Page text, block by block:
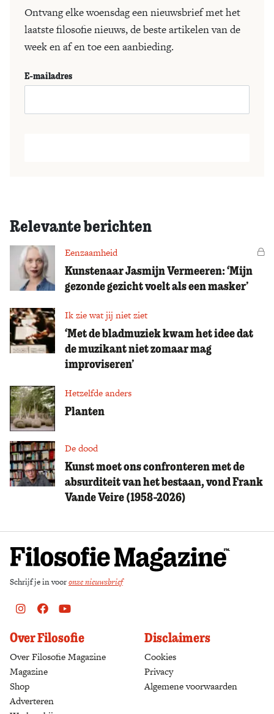
Ontvang elke woensdag een nieuwsbrief met het
laatste filosofie nieuws, de beste artikelen van de
week en af en toe een aanbieding.
E-mailadres
Relevante berichten
Eenzaamheid
Kunstenaar Jasmijn Vermeeren: ‘Mijn
gezonde gezicht voelt als een masker’
Ik zie wat jij niet ziet
‘Met de bladmuziek kwam het idee dat
de muzikant niet zomaar mag
improviseren’
Hetzelfde anders
Planten
De dood
Kunst moet ons confronteren met de
absurditeit van het bestaan, vond Frank
Vande Veire (1958-2026)
Schrijf je in vooronze nieuwsbrief
Instagram
FacebookYoutube
Over Filosofie
Over Filosofie Magazine
Magazine
Shop
Adverteren
Disclaimers
Cookies
Privacy
Algemene voorwaarden